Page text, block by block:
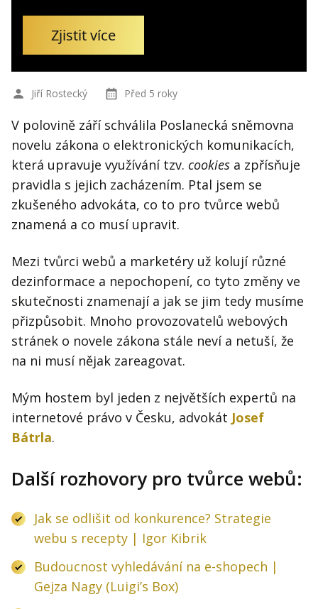
Zjistit více
Jiří Rostecký Před 5 roky
V polovině září schválila Poslanecká sněmovna
novelu zákona o elektronických komunikacích,
která upravuje využívání tzv. cookies a zpřísňuje
pravidla s jejich zacházením. Ptal jsem se
zkušeného advokáta, co to pro tvůrce webů
znamená a co musí upravit.
Mezi tvůrci webů a marketéry už kolují různé
dezinformace a nepochopení, co tyto změny ve
skutečnosti znamenají a jak se jim tedy musíme
přizpůsobit. Mnoho provozovatelů webových
stránek o novele zákona stále neví a netuší, že
na ni musí nějak zareagovat.
Mým hostem byl jeden z největších expertů na
internetové právo v Česku, advokát Josef
Bátrla.
Další rozhovory pro tvůrce webů:
Jak se odlišit od konkurence? Strategie
webu s recepty | Igor Kibrik
Budoucnost vyhledávání na e-shopech |
Gejza Nagy (Luigi’s Box)